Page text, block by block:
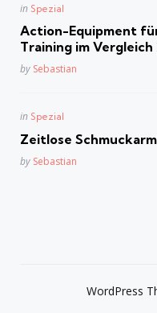
Posted
in Spezial
Action-Equipment
Training im Vergleich
Posted
by Sebastian
Posted
in Spezial
Zeitlose
Posted
by Sebastian
WordPress